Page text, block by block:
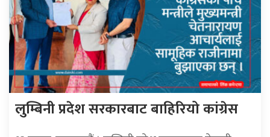
लुम्बिनी प्रदेश सरकारबाट बाहिरियो कांग्रेस